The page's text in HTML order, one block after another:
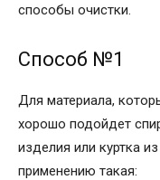
способы очистки.
Способ №1
Для материала,
хорошо подойдет
изделия или куртка
применению такая: